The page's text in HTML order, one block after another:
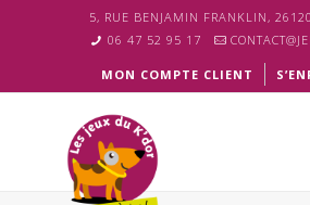
5, RUE BENJAMIN FRANKLIN,
06 47 52 95 17
MON COMPTE CLIENT